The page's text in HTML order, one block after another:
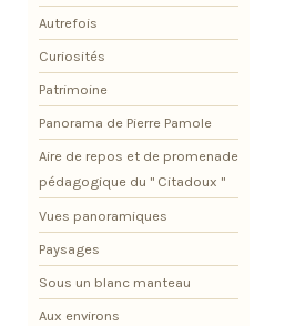
Autrefois
Curiosités
Patrimoine
Panorama de Pierre Pamole
Aire de repos et de promenade
pédagogique du " Citadoux "
Vues panoramiques
Paysages
Sous un blanc manteau
Aux environs